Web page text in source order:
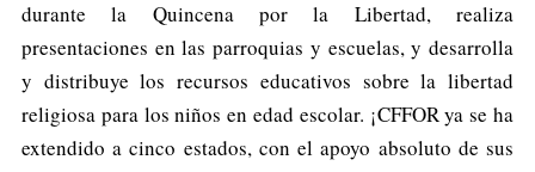
durante la Quincena por la Libertad, realiza
presentaciones en las parroquias y escuelas, y desarrolla
y distribuye los recursos educativos sobre la libertad
religiosa para los niños en edad escolar. ¡CFFOR ya se ha
extendido a cinco estados, con el apoyo absoluto de sus